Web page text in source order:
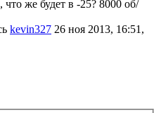
же будет в -25? 8000 об/
kevin327 26 ноя 2013, 16:51,